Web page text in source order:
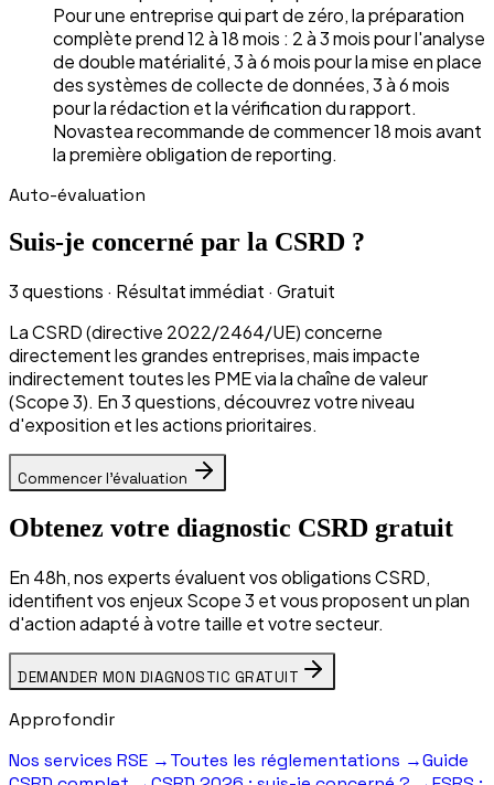
Pour une entreprise qui part de zéro, la préparation
complète prend 12 à 18 mois : 2 à 3 mois pour l'analyse
de double matérialité, 3 à 6 mois pour la mise en place
des systèmes de collecte de données, 3 à 6 mois
pour la rédaction et la vérification du rapport.
Novastea recommande de commencer 18 mois avant
la première obligation de reporting.
Auto-évaluation
Suis-je concerné par la CSRD ?
3 questions · Résultat immédiat · Gratuit
La CSRD (directive 2022/2464/UE) concerne
directement les grandes entreprises, mais impacte
indirectement toutes les PME via la chaîne de valeur
(Scope 3). En 3 questions, découvrez votre niveau
d'exposition et les actions prioritaires.
Commencer l'évaluation
Obtenez votre diagnostic CSRD gratuit
En 48h, nos experts évaluent vos obligations CSRD,
identifient vos enjeux Scope 3 et vous proposent un plan
d'action adapté à votre taille et votre secteur.
DEMANDER MON DIAGNOSTIC GRATUIT
Approfondir
Nos services RSE →Toutes les réglementations →Guide